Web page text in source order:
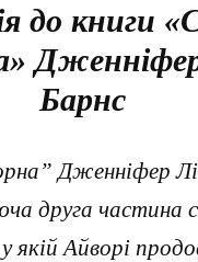
до книги
Барнс
Дженніфер
друга частина
якій Айворі